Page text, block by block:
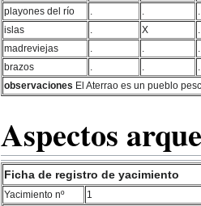
playones del río
islas
X
madreviejas
brazos
observaciones El Aterrao es un pueblo
Aspectos
Ficha de registro de yacimiento
Yacimiento nº
1